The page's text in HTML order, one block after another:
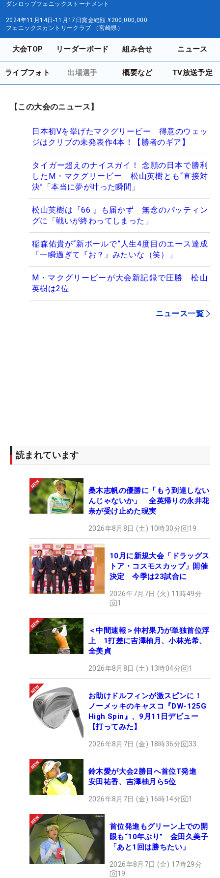
ダンロップフェニックストーナメント
2024年11月14日-11月17日賞金総額 ¥200,000,000
フェニックスカントリークラブ （宮崎県）
大会TOP リーダーボード 組み合せ ニュース
ライブフォト 出場選手 概要など TV放送予定
【この大会のニュース】
日本初Vを挙げたマクグリービー 得意のウェッ
ジはクリブの未発表作4本！【勝者のギア】
タイガー超えのナイスガイ！ 念願の日本で勝利
したM・マクグリービー 松山英樹とも“直接対
決”「本当に夢が叶った瞬間」
松山英樹は『66 』も届かず 無念のパッティン
グに「戦いが終わってしまった」
稲森佑貴が“新ボールで”人生4度目のエース達成
「一瞬過ぎて『お？』みたいな（笑）」
M・マクグリービーが大会新記録で圧勝 松山
英樹は2位
ニュース一覧
読まれています
桑木志帆の優勝に「もう到達しない
んじゃないか」 全英帰りの永井花
奈が受け止めた現実
2026年8月8日 (土) 10時30分 19
10月に新規大会「ドラッグス
トア・コスモスカップ」開催
決定 今季は23試合に
2026年7月7日 (火) 11時49分
1
＜中間速報＞仲村果乃が単独首位浮
上 1打差に吉澤柚月、小林光希、
全美貞
2026年8月8日 (土) 13時04分 1
お助けドルフィンが激スピンに！
ノーメッキのキャスコ『DW-125G
High Spin』、9月11日デビュー
【打ってみた】
2026年8月7日 (金) 18時36分 33
鈴木愛が大会2勝目へ首位T発進
安田祐香、吉澤柚月ら5位
2026年8月7日 (金) 16時14分 1
首位発進もグリーン上での開
眼も“10年ぶり” 金田久美子
「あと1回は勝ちたい」
2026年8月7日 (金) 17時29分
19